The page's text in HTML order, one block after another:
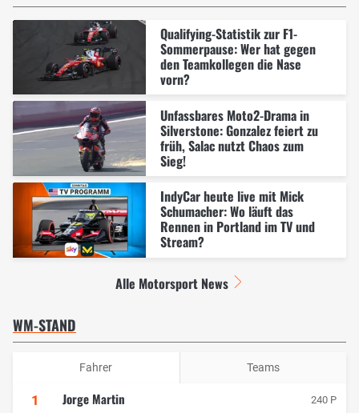
Qualifying-Statistik zur F1-
Sommerpause: Wer hat gegen
den Teamkollegen die Nase
vorn?
Unfassbares Moto2-Drama in
Silverstone: Gonzalez feiert zu
früh, Salac nutzt Chaos zum
Sieg!
IndyCar heute live mit Mick
Schumacher: Wo läuft das
Rennen in Portland im TV und
Stream?
Alle Motorsport News
WM-STAND
Fahrer Teams
1 Jorge Martin 240 P